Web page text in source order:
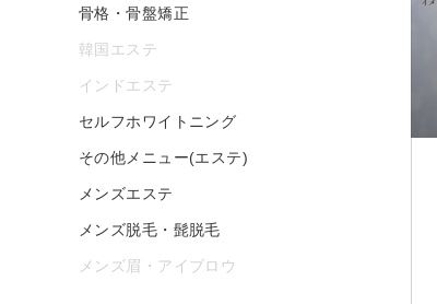
骨格・骨盤矯正
韓国エステ
インドエステ
セルフホワイトニング
その他メニュー(エステ)
メンズエステ
メンズ脱毛・髭脱毛
メンズ眉・アイブロウ